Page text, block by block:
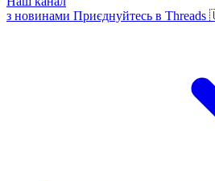
з новинами Приєднуйтесь в